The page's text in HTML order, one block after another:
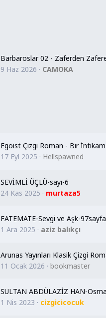
9 Haz 2026
CAMOKA
17 Eyl 2025
Hellspawned
SEVİMLİ ÜÇLÜ-sayı-6
24 Kas 2025
murtaza5
FATEMATE-Sevgi ve Aşk-97sayfa
1 Ara 2025
aziz balıkçı
11 Ocak 2026
bookmaster
1 Nis 2023
cizgicicocuk